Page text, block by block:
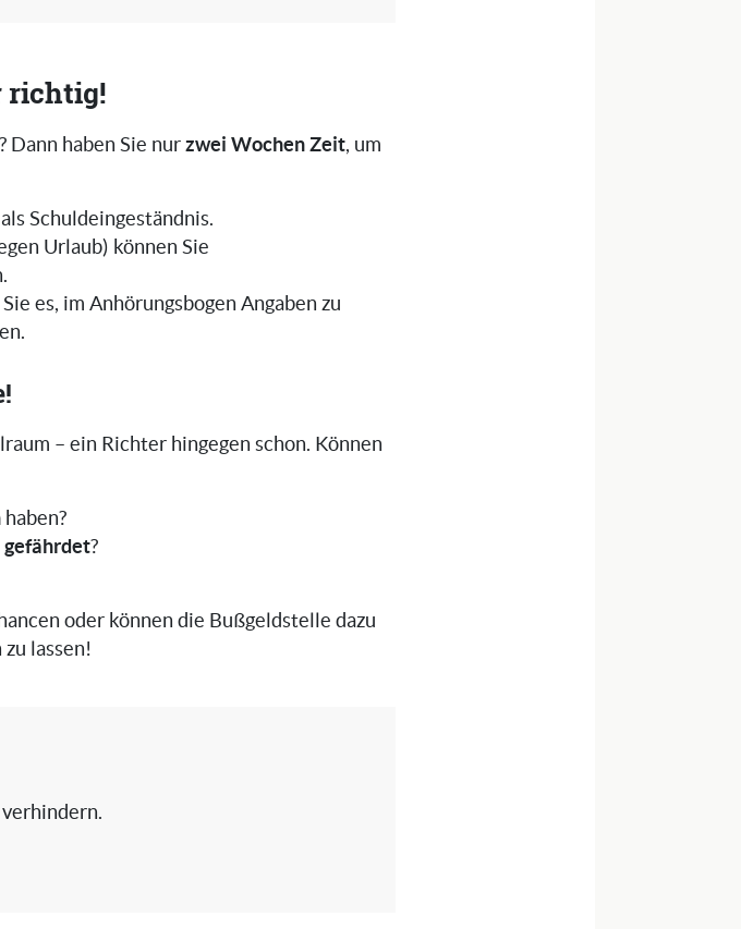
richtig!
Dann haben Sie nurzwei Wochen Zeit, um
Schuldeingeständnis.
Urlaub) können Sie
es, im Anhörungsbogen Angaben zu
– ein Richter hingegen schon. Können
haben?
gefährdet?
oder können die Bußgeldstelle dazu
lassen!